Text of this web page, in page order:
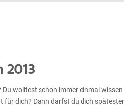
wolltest schon immer einmal
für dich? Dann darfst du dich